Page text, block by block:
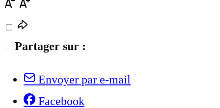
Partager sur :
Envoyer par e-mail
Facebook